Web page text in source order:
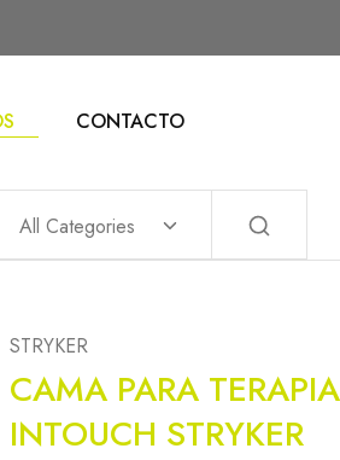
CONTACTO
All Categories
STRYKER
CAMA PARA
INTOUCH STRYKER